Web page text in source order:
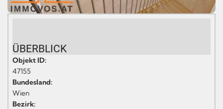
ÜBERBLICK
Objekt ID:
47155
Bundesland:
Wien
Bezirk: